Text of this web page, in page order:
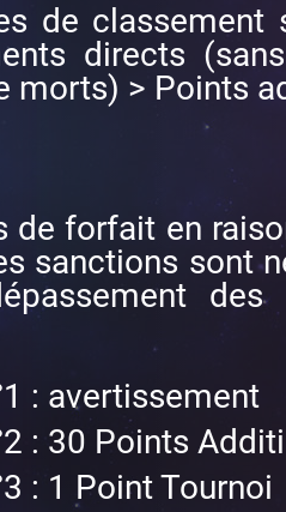
de classement
directs
morts) > Points
de forfait en
sanctions sont
: avertissement
: 30 Points
: 1 Point Tournoi